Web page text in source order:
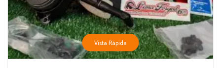
Vista Rápida